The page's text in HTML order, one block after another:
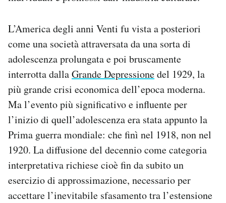
L’America degli anni Venti fu vista a posteriori
come una società attraversata da una sorta di
adolescenza prolungata e poi bruscamente
interrotta dallaGrande Depressionedel 1929, la
più grande crisi economica dell’epoca moderna.
Ma l’evento più significativo e influente per
l’inizio di quell’adolescenza era stata appunto la
Prima guerra mondiale: che finì nel 1918, non nel
1920. La diffusione del decennio come categoria
interpretativa richiese cioè fin da subito un
esercizio di approssimazione, necessario per
accettare l’inevitabile sfasamento tra l’estensione